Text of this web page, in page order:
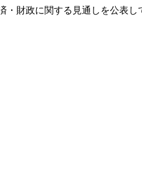
財政に関する見通しを公表し